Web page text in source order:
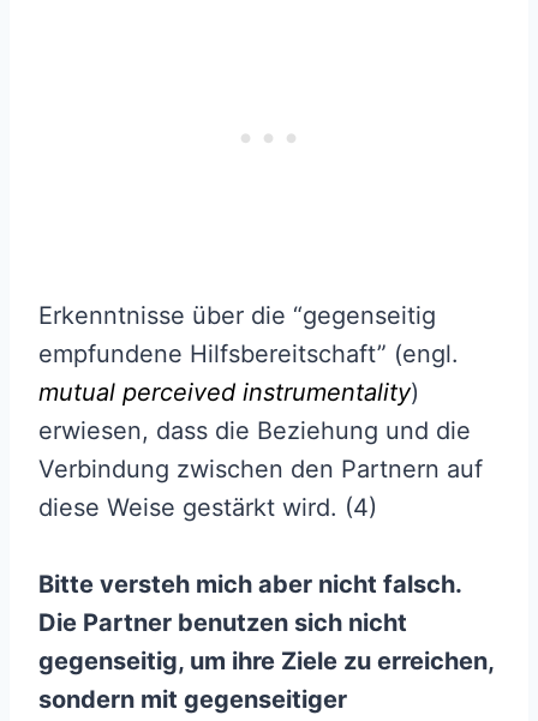
Erkenntnisse über die “gegenseitig
empfundene Hilfsbereitschaft” (engl.
mutual perceived instrumentality)
erwiesen, dass die Beziehung und die
Verbindung zwischen den Partnern auf
diese Weise gestärkt wird. (4)
Bitte versteh mich aber nicht falsch.
Die Partner benutzen sich nicht
gegenseitig, um ihre Ziele zu erreichen,
sondern mit gegenseitiger